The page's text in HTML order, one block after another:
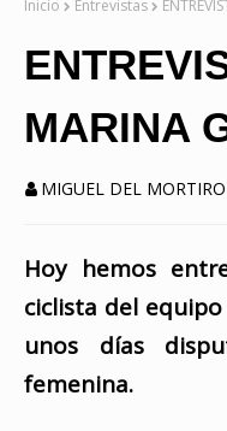
Inicio Entrevistas
MARINA
MIGUEL DEL
Hoy hemos
ciclista del equipo
unos días
femenina.